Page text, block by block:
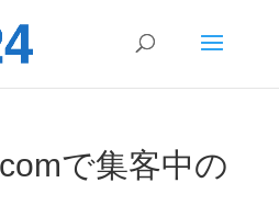
で集客中の